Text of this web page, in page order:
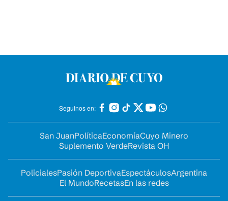
Seguinos en:
San JuanPolíticaEconomíaCuyo Minero
Suplemento VerdeRevista OH
PolicialesPasión DeportivaEspectáculosArgentina
El MundoRecetasEn las redes